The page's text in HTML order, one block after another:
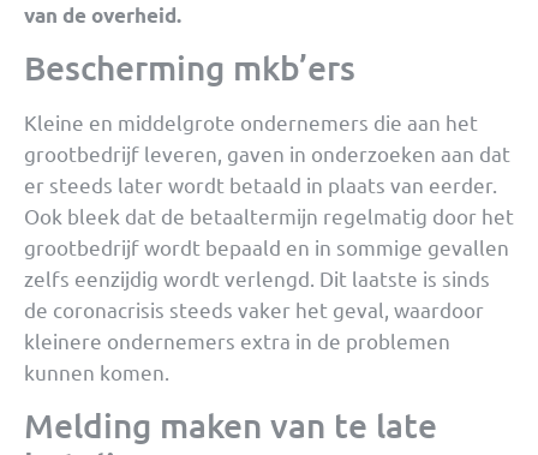
van de overheid.
Bescherming mkb’ers
Kleine en middelgrote ondernemers die aan het
grootbedrijf leveren, gaven in onderzoeken aan dat
er steeds later wordt betaald in plaats van eerder.
Ook bleek dat de betaaltermijn regelmatig door het
grootbedrijf wordt bepaald en in sommige gevallen
zelfs eenzijdig wordt verlengd. Dit laatste is sinds
de coronacrisis steeds vaker het geval, waardoor
kleinere ondernemers extra in de problemen
kunnen komen.
Melding maken van te late